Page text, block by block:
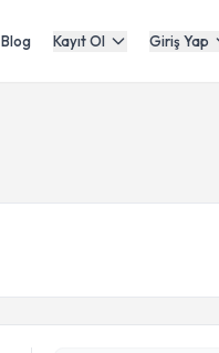
Blog Kayıt Ol Giriş Yap
Randevu Takvimi